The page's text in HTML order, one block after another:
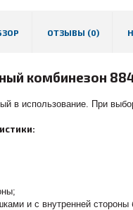
ОТЗЫВЫ (0)
комбинезон
в использование. При
и с внутренней стороны